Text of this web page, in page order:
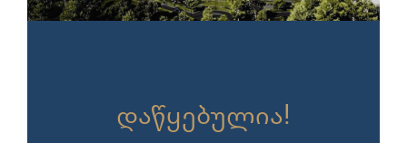
დაწყებულია!